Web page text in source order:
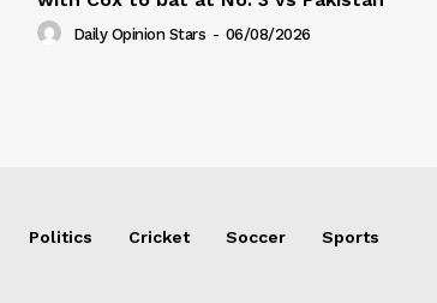
Daily Opinion Stars - 06/08/2026
Politics Cricket Soccer Sports